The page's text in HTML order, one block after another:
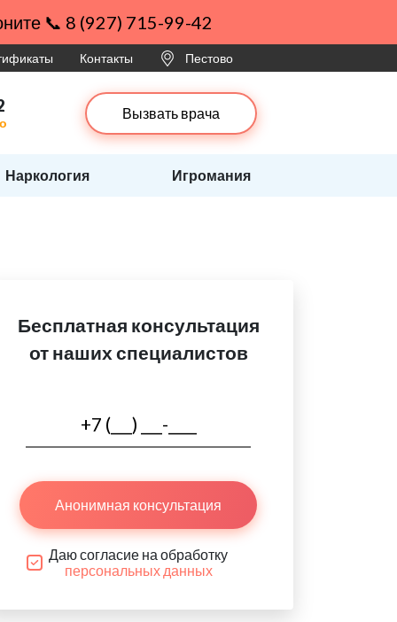
📞 8 (927) 715-99-42
Контакты Пестово
Вызвать врача
Наркология Игромания
Бесплатная консультация
от наших специалистов
Анонимная консультация
Даю согласие на обработку
персональных данных